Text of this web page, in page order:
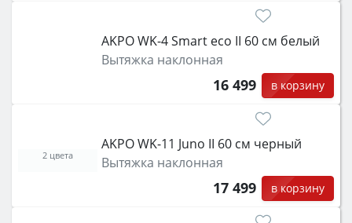
AKPO WK-4 Smart eco II 60 см белый
Вытяжка наклонная
16 499 в корзину
AKPO WK-11 Juno II 60 см черный
Вытяжка наклонная
17 499 в корзину
2 цвета